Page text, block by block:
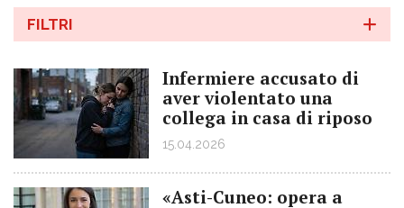
FILTRI
Infermiere accusato di
aver violentato una
collega in casa di riposo
15.04.2026
«Asti-Cuneo: opera a